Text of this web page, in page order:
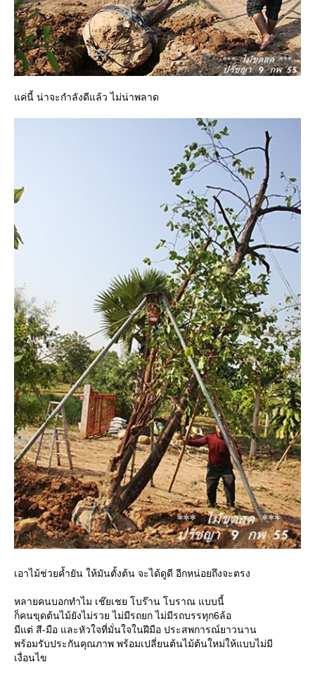
ค่นี้ น่าจะกำลังดีแล้ว ไม่น่าพลาด
เอาไม้ช่วยค้ำยัน ให้มันตั้งต้น จะได้ดูดี อีกหน่อยถึงจะตรง
หลายคนบอกทำไม เช๊ยเชย โบร๊าน โบราณ แบบนี้
ก็คนขุดต้นไม้ยังไม่รวย ไม่มีรถยก ไม่มีรถบรรทุก6ล้อ
มีแต่ สี-มือ และหัวใจที่มั่นใจในฝีมือ ประสพการณ์ยาวนาน
พร้อมรับประกันคุณภาพ พร้อมเปลี่ยนต้นไม้ต้นใหม่ให้แบบไม่มี
เงื่อนไข